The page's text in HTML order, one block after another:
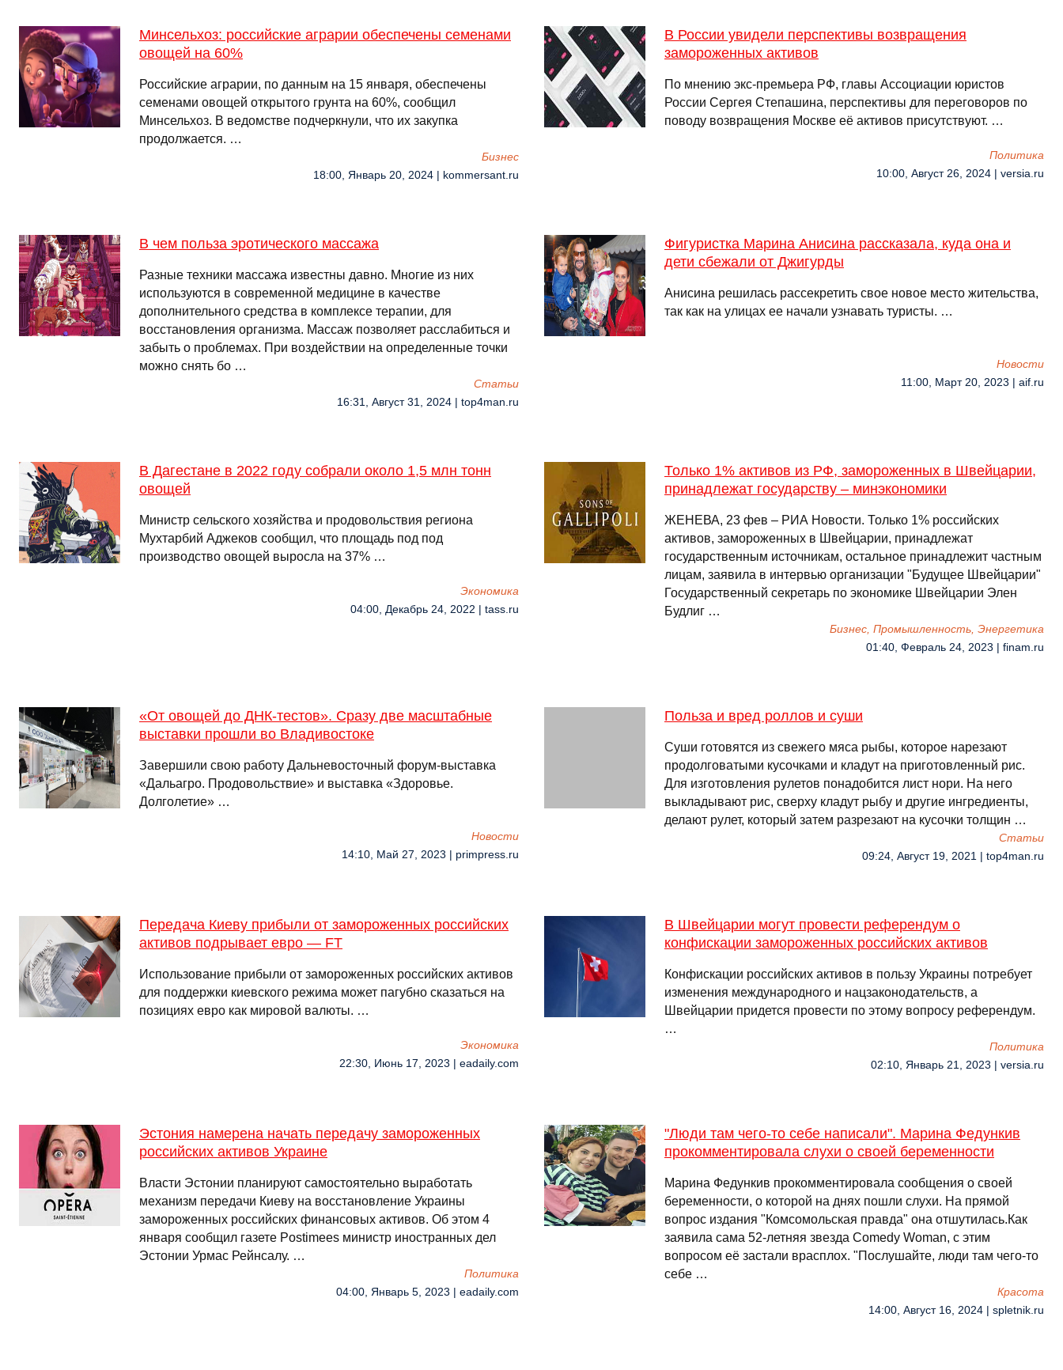
Минсельхоз: российские аграрии обеспечены семенами
овощей на 60%
Российские аграрии, по данным на 15 января, обеспечены
семенами овощей открытого грунта на 60%, сообщил
Минсельхоз. В ведомстве подчеркнули, что их закупка
продолжается. …
Бизнес
18:00, Январь 20, 2024 | kommersant.ru
В России увидели перспективы возвращения
замороженных активов
По мнению экс-премьера РФ, главы Ассоциации юристов
России Сергея Степашина, перспективы для переговоров по
поводу возвращения Москве её активов присутствуют. …
Политика
10:00, Август 26, 2024 | versia.ru
В чем польза эротического массажа
Разные техники массажа известны давно. Многие из них
используются в современной медицине в качестве
дополнительного средства в комплексе терапии, для
восстановления организма. Массаж позволяет расслабиться и
забыть о проблемах. При воздействии на определенные точки
можно снять бо …
Cтатьи
16:31, Август 31, 2024 | top4man.ru
Фигуристка Марина Анисина рассказала, куда она и
дети сбежали от Джигурды
Анисина решилась рассекретить свое новое место жительства,
так как на улицах ее начали узнавать туристы. …
Новости
11:00, Март 20, 2023 | aif.ru
В Дагестане в 2022 году собрали около 1,5 млн тонн
овощей
Министр сельского хозяйства и продовольствия региона
Мухтарбий Аджеков сообщил, что площадь под под
производство овощей выросла на 37% …
Экономика
04:00, Декабрь 24, 2022 | tass.ru
Только 1% активов из РФ, замороженных в Швейцарии,
принадлежат государству – минэкономики
ЖЕНЕВА, 23 фев – РИА Новости. Только 1% российских
активов, замороженных в Швейцарии, принадлежат
государственным источникам, остальное принадлежит частным
лицам, заявила в интервью организации "Будущее Швейцарии"
Государственный секретарь по экономике Швейцарии Элен
Будлиг …
Бизнес, Промышленность, Энергетика
01:40, Февраль 24, 2023 | finam.ru
«От овощей до ДНК-тестов». Сразу две масштабные
выставки прошли во Владивостоке
Завершили свою работу Дальневосточный форум-выставка
«Дальагро. Продовольствие» и выставка «Здоровье.
Долголетие» …
Новости
14:10, Май 27, 2023 | primpress.ru
Польза и вред роллов и суши
Суши готовятся из свежего мяса рыбы, которое нарезают
продолговатыми кусочками и кладут на приготовленный рис.
Для изготовления рулетов понадобится лист нори. На него
выкладывают рис, сверху кладут рыбу и другие ингредиенты,
делают рулет, который затем разрезают на кусочки толщин …
Cтатьи
09:24, Август 19, 2021 | top4man.ru
Передача Киеву прибыли от замороженных российских
активов подрывает евро — FT
Использование прибыли от замороженных российских активов
для поддержки киевского режима может пагубно сказаться на
позициях евро как мировой валюты. …
Экономика
22:30, Июнь 17, 2023 | eadaily.com
В Швейцарии могут провести референдум о
конфискации замороженных российских активов
Конфискации российских активов в пользу Украины потребует
изменения международного и нацзаконодательств, а
Швейцарии придется провести по этому вопросу референдум.
…
Политика
02:10, Январь 21, 2023 | versia.ru
Эстония намерена начать передачу замороженных
российских активов Украине
Власти Эстонии планируют самостоятельно выработать
механизм передачи Киеву на восстановление Украины
замороженных российских финансовых активов. Об этом 4
января сообщил газете Postimees министр иностранных дел
Эстонии Урмас Рейнсалу. …
Политика
04:00, Январь 5, 2023 | eadaily.com
"Люди там чего-то себе написали". Марина Федункив
прокомментировала слухи о своей беременности
Марина Федункив прокомментировала сообщения о своей
беременности, о которой на днях пошли слухи. На прямой
вопрос издания "Комсомольская правда" она отшутилась.Как
заявила сама 52-летняя звезда Comedy Woman, с этим
вопросом её застали врасплох. "Послушайте, люди там чего-то
себе …
Красота
14:00, Август 16, 2024 | spletnik.ru